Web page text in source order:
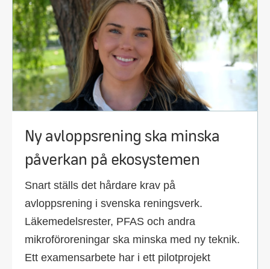
Ny avloppsrening ska minska
påverkan på ekosystemen
Snart ställs det hårdare krav på
avloppsrening i svenska reningsverk.
Läkemedelsrester, PFAS och andra
mikroföroreningar ska minska med ny teknik.
Ett examensarbete har i ett pilotprojekt